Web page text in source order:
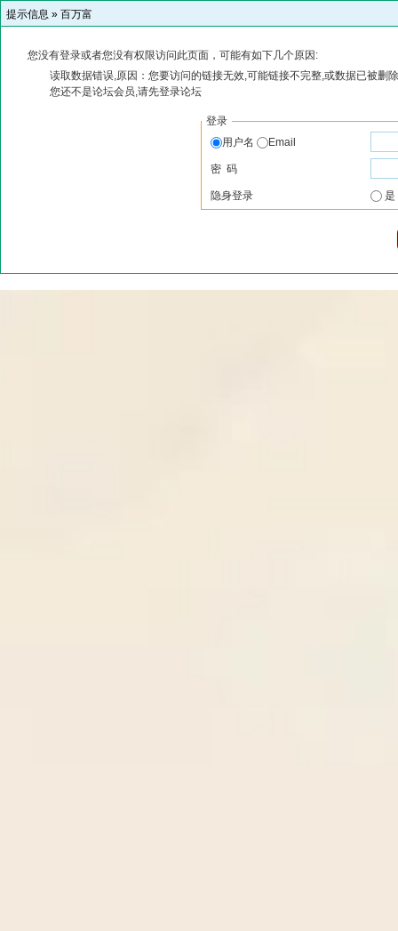
提示信息 » 百万富
您没有登录或者您没有权限访问此页面，可能有如下几个原因:
读取数据错误,原因：您要访问的链接无效,可能链接不完整,或数据已被删
您还不是论坛会员,请先登录论坛
登录
用户名
Email
密 码
隐身登录